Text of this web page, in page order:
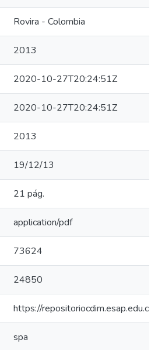
Rovira - Colombia
2013
2020-10-27T20:24:51Z
2020-10-27T20:24:51Z
2013
19/12/13
21 pág.
application/pdf
73624
24850
https://
spa